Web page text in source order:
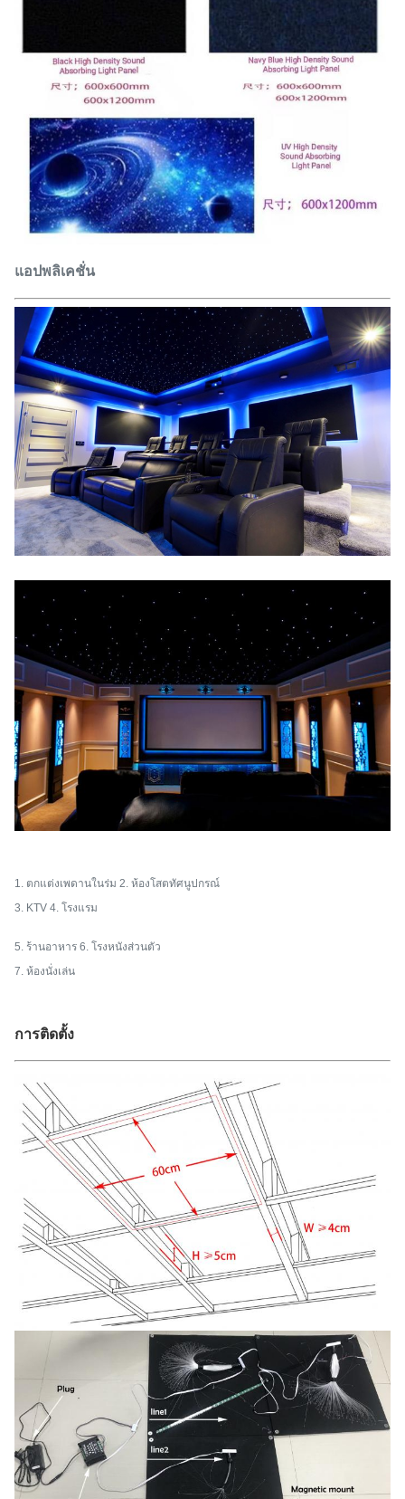
แอปพลิเคชั่น
1. ตกแต่งเพดานในร่ม 2. ห้องโสตทัศนูปกรณ์
3. KTV 4. โรงแรม
5. ร้านอาหาร 6. โรงหนังส่วนตัว
7. ห้องนั่งเล่น
การติดตั้ง